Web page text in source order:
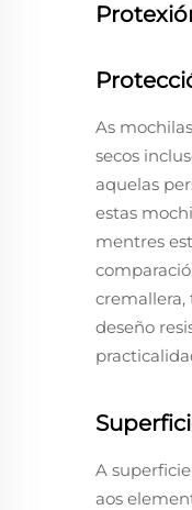
As
secos
aquelas
estas
mentres
cremallera,
deseño
A superficie
aos